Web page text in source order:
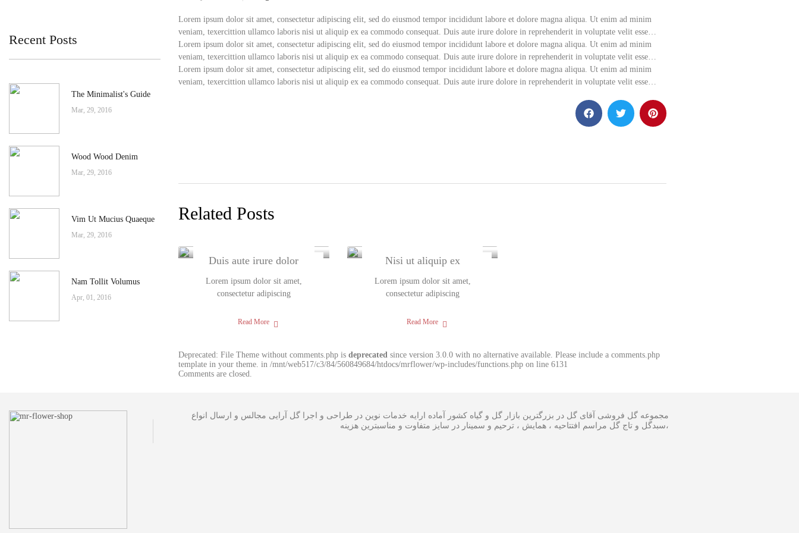
Recent Posts
The Minimalist's Guide
Mar, 29, 2016
Wood Wood Denim
Mar, 29, 2016
Vim Ut Mucius Quaeque
Mar, 29, 2016
Nam Tollit Volumus
Apr, 01, 2016
Lorem ipsum dolor sit amet, consectetur adipiscing elit, sed do eiusmod tempor incididunt labore et dolore magna aliqua. Ut enim ad minim
veniam, texercittion ullamco laboris nisi ut aliquip ex ea commodo consequat. Duis aute irure dolore in reprehenderit in voluptate velit esse…
Lorem ipsum dolor sit amet, consectetur adipiscing elit, sed do eiusmod tempor incididunt labore et dolore magna aliqua. Ut enim ad minim
veniam, texercittion ullamco laboris nisi ut aliquip ex ea commodo consequat. Duis aute irure dolore in reprehenderit in voluptate velit esse…
Lorem ipsum dolor sit amet, consectetur adipiscing elit, sed do eiusmod tempor incididunt labore et dolore magna aliqua. Ut enim ad minim
veniam, texercittion ullamco laboris nisi ut aliquip ex ea commodo consequat. Duis aute irure dolore in reprehenderit in voluptate velit esse…
Related Posts
Duis aute irure dolor
Lorem ipsum dolor sit amet,
consectetur adipiscing
Read More
Nisi ut aliquip ex
Lorem ipsum dolor sit amet,
consectetur adipiscing
Read More
Deprecated: File Theme without comments.php is deprecated since version 3.0.0 with no alternative available. Please include a comments.php
template in your theme. in /mnt/web517/c3/84/560849684/htdocs/mrflower/wp-includes/functions.php on line 6131
Comments are closed.
مجموعه گل فروشی آقای گل در بزرگترین بازار گل و گیاه کشور آماده ارایه خدمات نوین در طراحی و اجرا گل آرایی مجالس و ارسال انواع
،سبدگل و تاج گل مراسم افتتاحیه ، همایش ، ترحیم و سمینار در سایز متفاوت و مناسبترین هزینه